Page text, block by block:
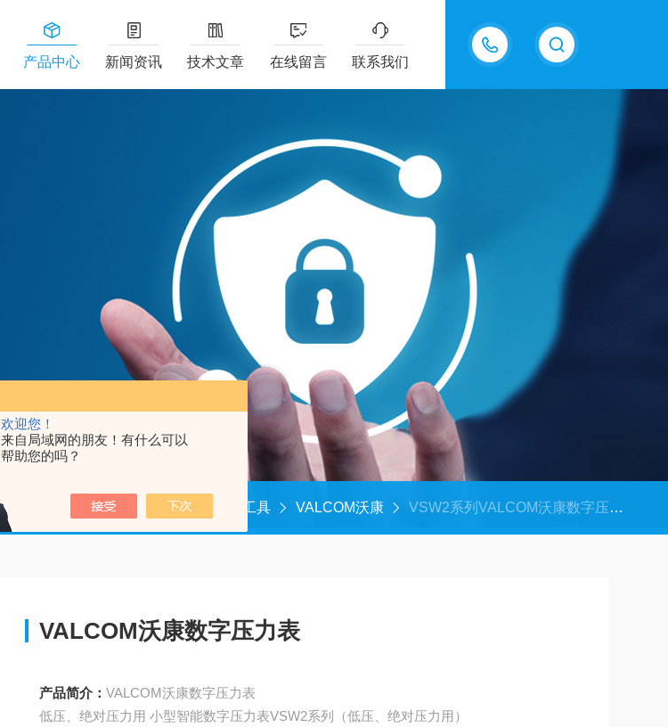
欢迎您！
来自局域网的朋友！有什么可以
帮助您的吗？
13915577898
产品中心 新闻资讯 技术文章 在线留言 联系我们
首页 产品中心 组装工具 VALCOM沃康 VSW2系列VALCOM沃康数字压力表
VALCOM沃康数字压力表
产品简介：VALCOM沃康数字压力表
低压、绝对压力用 小型智能数字压力表VSW2系列（低压、绝对压力用）